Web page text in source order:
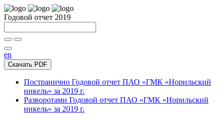
Годовой отчет 2019
en
Скачать PDF
Постранично Годовой отчет ПАО «ГМК «Норильский
никель» за 2019 г.
Разворотами Годовой отчет ПАО «ГМК «Норильский
никель» за 2019 г.